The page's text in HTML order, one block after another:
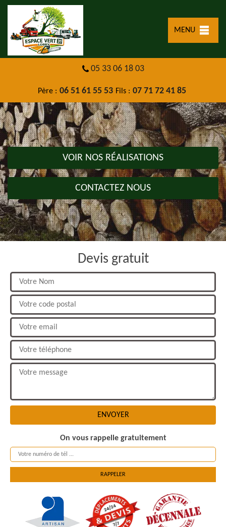
MENU
05 33 06 18 03
Père : 06 51 61 55 53 Fils : 07 71 72 41 85
VOIR NOS RÉALISATIONS
CONTACTEZ NOUS
Devis gratuit
On vous rappelle gratuitement